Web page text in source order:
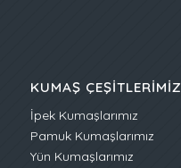
KUMAŞ ÇEŞITLERIMIZ
İpek Kumaşlarımız
Pamuk Kumaşlarımız
Yün Kumaşlarımız